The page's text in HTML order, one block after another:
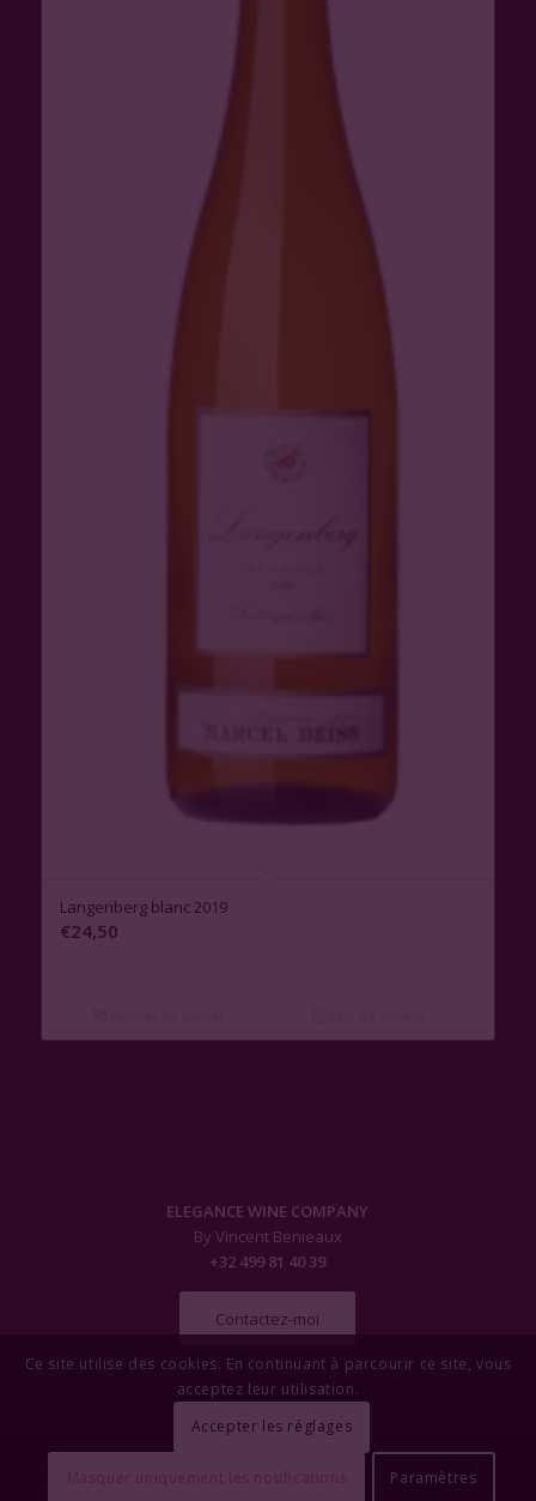
Langenberg blanc 2019
€24,50
ELEGANCE WINE COMPANY
By Vincent Benieaux
+32 499 81 40 39
Contactez-moi
Politique de Confidentialité
Ce site utilise des cookies. En continuant à parcourir ce site, vous
acceptez leur utilisation.
Accepter les réglages
Masquer uniquement les notifications Paramètres